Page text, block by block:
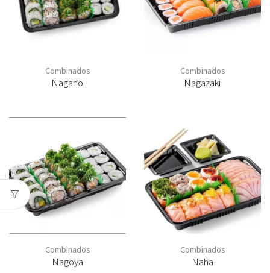
Combinados
Nagano
Combinados
Nagazaki
Combinados
Nagoya
Combinados
Naha